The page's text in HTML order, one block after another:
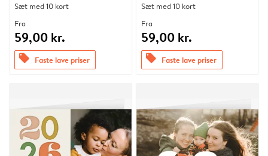
Sæt med 10 kort
Fra
59,00 kr.
offers Faste lave priser
Sæt med 10 kort
Fra
59,00 kr.
offers Faste lave priser